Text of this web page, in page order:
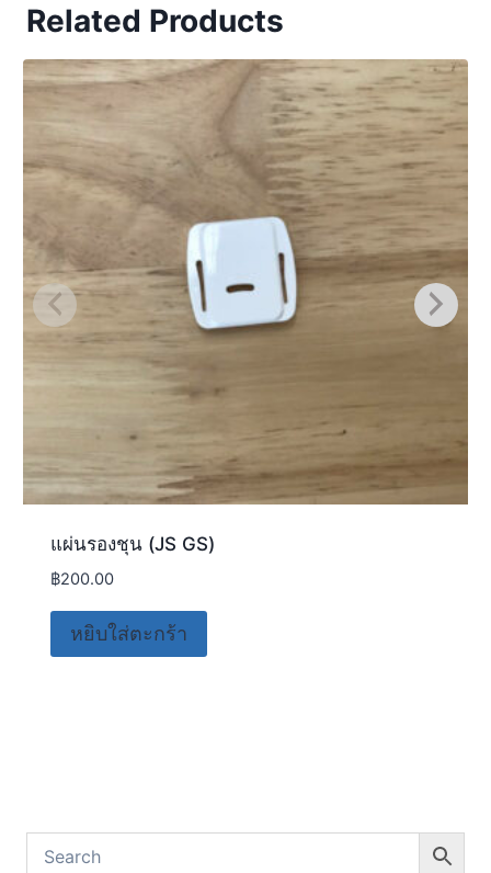
Related Products
แผ่นรองชุน (JS GS)
฿200.00
หยิบใส่ตะกร้า